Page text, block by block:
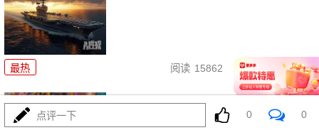
最热 阅读 15862 08-03
一张图让印度陷入死寂，五枚金
牌背后的终极真相
点评一下 0 0